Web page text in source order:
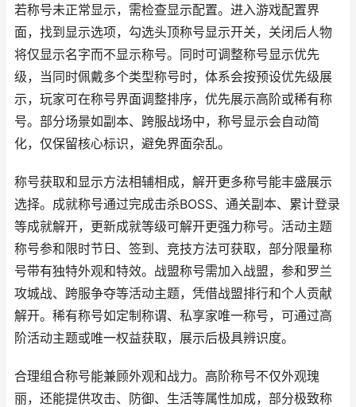
若称号未正常显示，需检查显示配置。进入游戏配置界
面，找到显示选项，勾选头顶称号显示开关，关闭后人物
将仅显示名字而不显示称号。同时可调整称号显示优先
级，当同时佩戴多个类型称号时，体系会按预设优先级展
示，玩家可在称号界面调整排序，优先展示高阶或稀有称
号。部分场景如副本、跨服战场中，称号显示会自动简
化，仅保留核心标识，避免界面杂乱。
称号获取和显示方法相辅相成，解开更多称号能丰盛展示
选择。成就称号通过完成击杀BOSS、通关副本、累计登录
等成就解开，更新成就等级可解开更强力称号。活动主题
称号参和限时节日、签到、竞技方法可获取，部分限量称
号带有独特外观和特效。战盟称号需加入战盟，参和罗兰
攻城战、跨服争夺等活动主题，凭借战盟排行和个人贡献
解开。稀有称号如定制称谓、私享家唯一称号，可通过高
阶活动主题或唯一权益获取，展示后极具辨识度。
合理组合称号能兼顾外观和战力。高阶称号不仅外观瑰
丽，还能提供攻击、防御、生活等属性加成，部分极致称